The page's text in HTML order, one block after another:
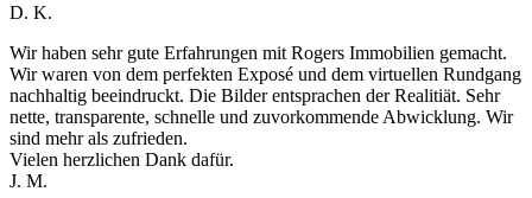
D. K.
Wir haben sehr gute Erfahrungen mit Rogers Immobilien gemacht.
Wir waren von dem perfekten Exposé und dem virtuellen Rundgang
nachhaltig beeindruckt. Die Bilder entsprachen der Realitiät. Sehr
nette, transparente, schnelle und zuvorkommende Abwicklung. Wir
sind mehr als zufrieden.
Vielen herzlichen Dank dafür.
J. M.